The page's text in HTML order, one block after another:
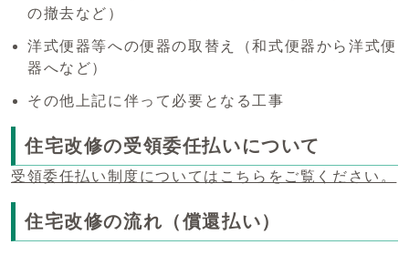
の撤去など）
洋式便器等への便器の取替え（和式便器から洋式便
器へなど）
その他上記に伴って必要となる工事
住宅改修の受領委任払いについて
受領委任払い制度についてはこちらをご覧ください。
住宅改修の流れ（償還払い）